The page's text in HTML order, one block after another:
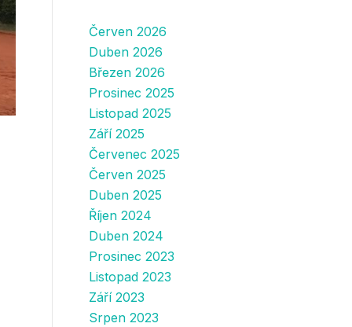
Červen 2026
Duben 2026
Březen 2026
Prosinec 2025
Listopad 2025
Září 2025
Červenec 2025
Červen 2025
Duben 2025
Říjen 2024
Duben 2024
Prosinec 2023
Listopad 2023
Září 2023
Srpen 2023